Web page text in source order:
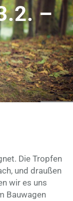
–
Die Tropfen
und draußen
wir es uns
Bauwagen